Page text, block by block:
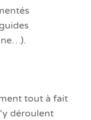
tout à fait
déroulent